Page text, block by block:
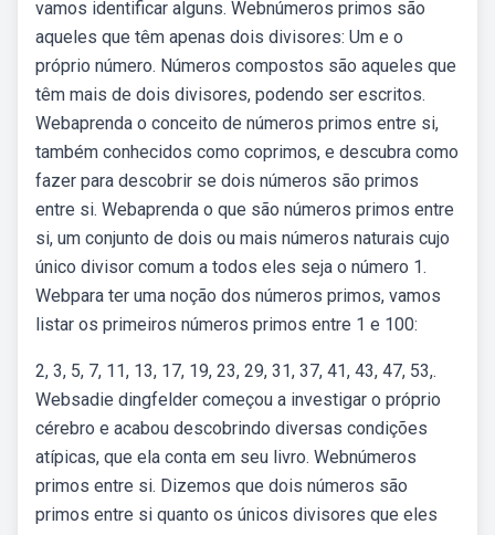
vamos identificar alguns. Webnúmeros primos são
aqueles que têm apenas dois divisores: Um e o
próprio número. Números compostos são aqueles que
têm mais de dois divisores, podendo ser escritos.
Webaprenda o conceito de números primos entre si,
também conhecidos como coprimos, e descubra como
fazer para descobrir se dois números são primos
entre si. Webaprenda o que são números primos entre
si, um conjunto de dois ou mais números naturais cujo
único divisor comum a todos eles seja o número 1.
Webpara ter uma noção dos números primos, vamos
listar os primeiros números primos entre 1 e 100:
2, 3, 5, 7, 11, 13, 17, 19, 23, 29, 31, 37, 41, 43, 47, 53,.
Websadie dingfelder começou a investigar o próprio
cérebro e acabou descobrindo diversas condições
atípicas, que ela conta em seu livro. Webnúmeros
primos entre si. Dizemos que dois números são
primos entre si quanto os únicos divisores que eles